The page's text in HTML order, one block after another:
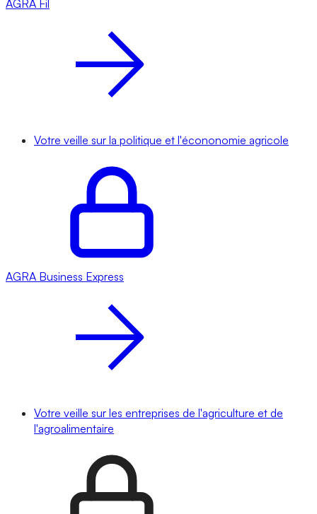
AGRA Fil
Votre veille sur la politique et l'écononomie agricole
AGRA Business Express
Votre veille sur les entreprises de l'agriculture et de
l'agroalimentaire